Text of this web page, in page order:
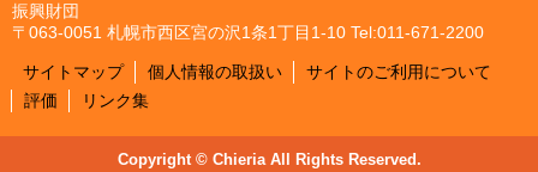
振興財団
〒063-0051 札幌市西区宮の沢1条1丁目1-10 Tel:011-671-2200
サイトマップ 個人情報の取扱い
サイトのご利用について
評価
リンク集
Copyright © Chieria All Rights Reserved.